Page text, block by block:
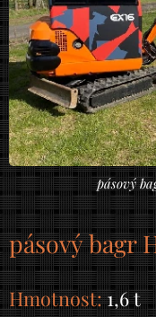
pásový
pásový bagr
Hmotnost:1,6 t